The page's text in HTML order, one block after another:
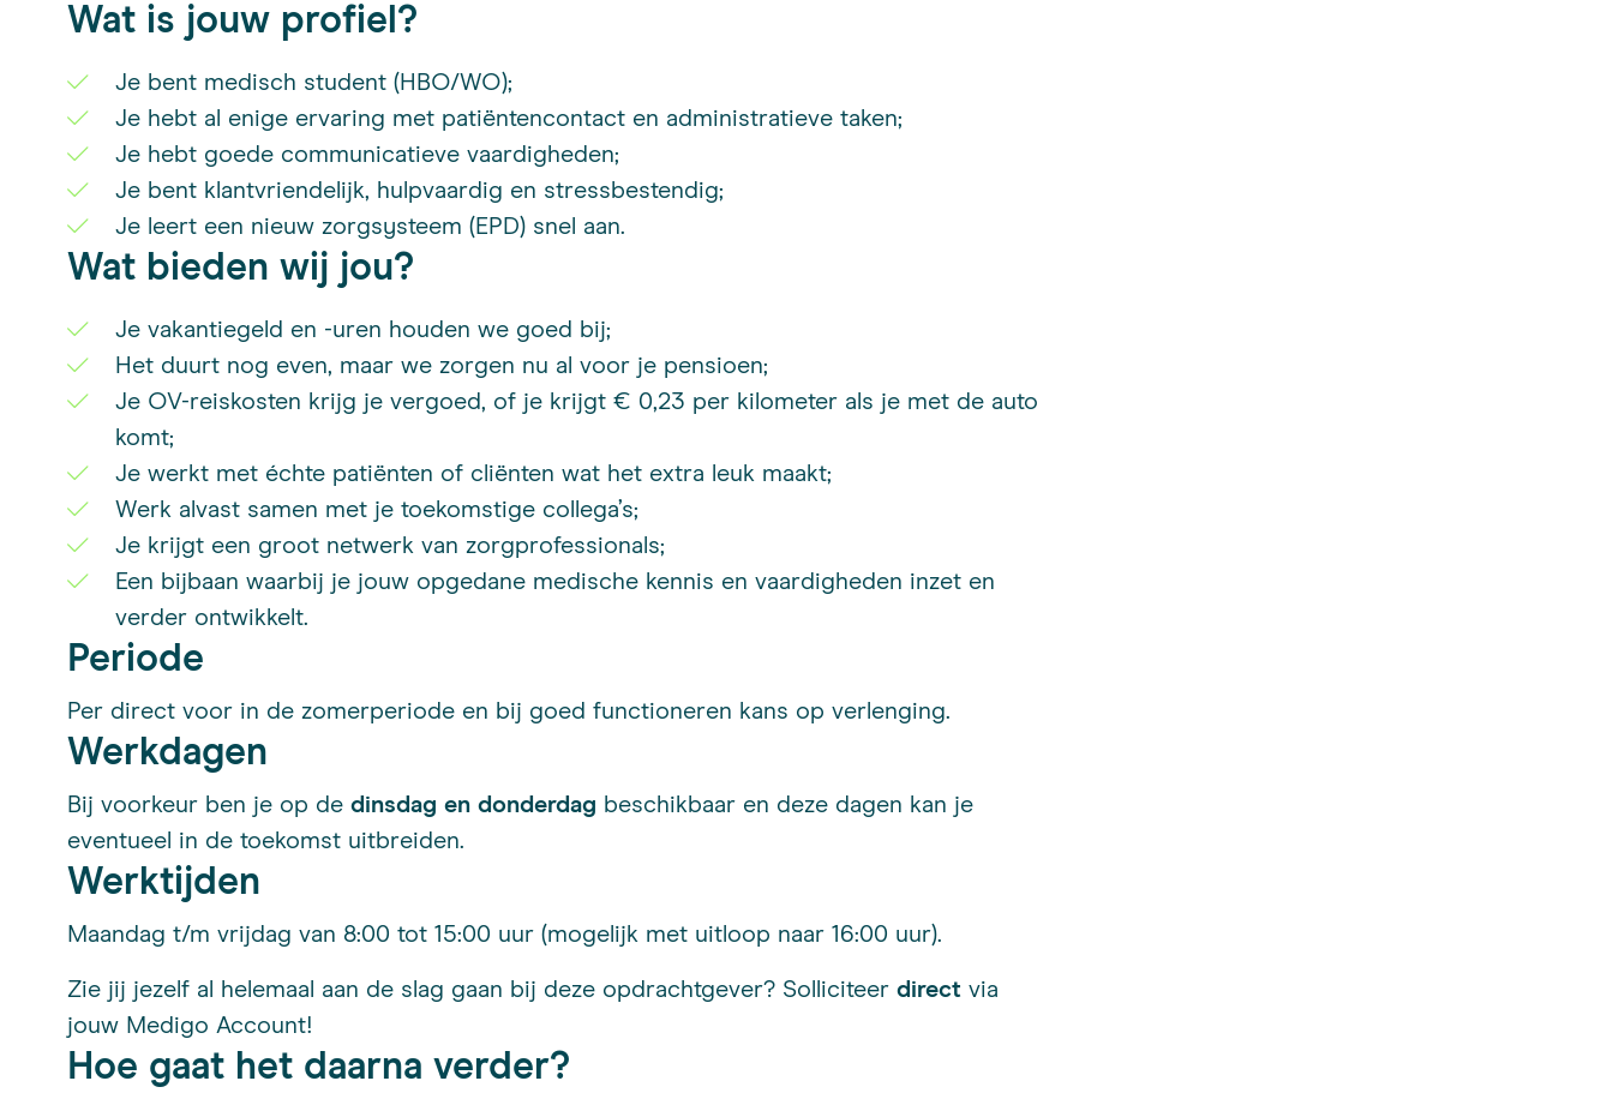
Wat is jouw profiel?
Je bent medisch student (HBO/WO);
Je hebt al enige ervaring met patiëntencontact en administratieve taken;
Je hebt goede communicatieve vaardigheden;
Je bent klantvriendelijk, hulpvaardig en stressbestendig;
Je leert een nieuw zorgsysteem (EPD) snel aan.
Wat bieden wij jou?
Je vakantiegeld en -uren houden we goed bij;
Het duurt nog even, maar we zorgen nu al voor je pensioen;
Je OV-reiskosten krijg je vergoed, of je krijgt € 0,23 per kilometer als je met de auto
komt;
Je werkt met échte patiënten of cliënten wat het extra leuk maakt;
Werk alvast samen met je toekomstige collega’s;
Je krijgt een groot netwerk van zorgprofessionals;
Een bijbaan waarbij je jouw opgedane medische kennis en vaardigheden inzet en
verder ontwikkelt.
Periode
Per direct voor in de zomerperiode en bij goed functioneren kans op verlenging.
Werkdagen
Bij voorkeur ben je op de dinsdag en donderdag beschikbaar en deze dagen kan je
eventueel in de toekomst uitbreiden.
Werktijden
Maandag t/m vrijdag van 8:00 tot 15:00 uur (mogelijk met uitloop naar 16:00 uur).
Zie jij jezelf al helemaal aan de slag gaan bij deze opdrachtgever? Solliciteer direct via
jouw Medigo Account!
Hoe gaat het daarna verder?